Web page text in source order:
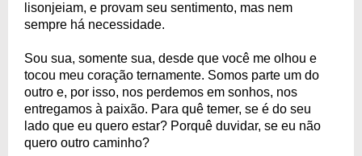
lisonjeiam, e provam seu sentimento, mas nem
sempre há necessidade.
Sou sua, somente sua, desde que você me olhou e
tocou meu coração ternamente. Somos parte um do
outro e, por isso, nos perdemos em sonhos, nos
entregamos à paixão. Para quê temer, se é do seu
lado que eu quero estar? Porquê duvidar, se eu não
quero outro caminho?